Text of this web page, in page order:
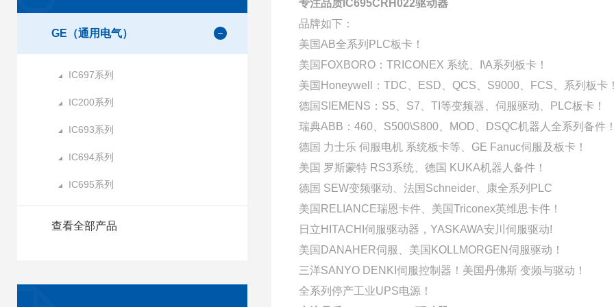
GE（通用电气）
IC697系列
IC200系列
IC693系列
IC694系列
IC695系列
查看全部产品
专注品质IC695CRH022驱动器
品牌如下：
美国AB全系列PLC板卡！
美国FOXBORO：TRICONEX 系统、I\A系列板卡！
美国Honeywell：TDC、ESD、QCS、S9000、FCS、系列板卡
德国SIEMENS：S5、S7、TI等变频器、伺服驱动、PLC板卡！
瑞典ABB：460、S500\S800、MOD、DSQC机器人全系列备件
德国 力士乐 伺服电机 系统板卡等、GE Fanuc伺服及板卡！
美国 罗斯蒙特 RS3系统、德国 KUKA机器人备件！
德国 SEW变频驱动、法国Schneider、康全系列PLC
美国RELIANCE瑞恩卡件、美国Triconex英维思卡件！
日立HITACHI伺服驱动器，YASKAWA安川伺服驱动!
美国DANAHER伺服、美国KOLLMORGEN伺服驱动！
三洋SANYO DENKI伺服控制器！美国丹佛斯 变频与驱动！
全系列停产工业UPS电源！